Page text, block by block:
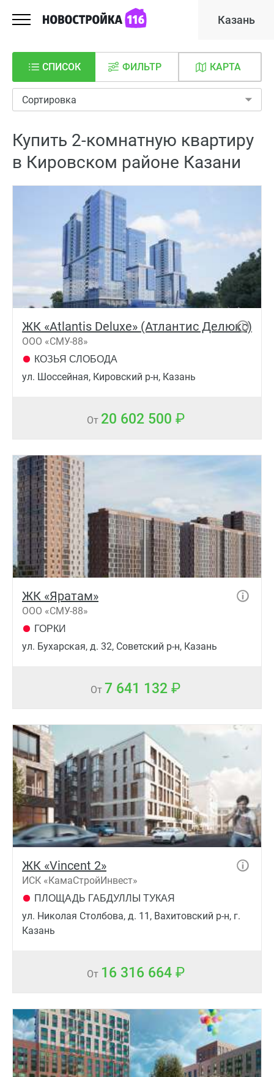
Казань
СПИСОК КАРТА
ФИЛЬТР
Сортировка
Купить 2-комнатную квартиру
в Кировском районе Казани
ЖК «Atlantis Deluxe» (Атлантис Делюкс)
ООО «СМУ-88»
КОЗЬЯ СЛОБОДА
ул. Шоссейная, Кировский р-н, Казань
От 20 602 500
ЖК «Яратам»
ООО «СМУ-88»
ГОРКИ
ул. Бухарская, д. 32, Советский р-н, Казань
От 7 641 132
ЖК «Vincent 2»
ИСК «КамаСтройИнвест»
ПЛОЩАДЬ ГАБДУЛЛЫ ТУКАЯ
ул. Николая Cтолбова, д. 11, Вахитовский р-н, г.
Казань
От 16 316 664